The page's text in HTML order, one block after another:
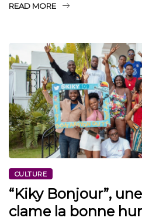
READ MORE
CULTURE
“Kiky Bonjour”,
clame la bonne